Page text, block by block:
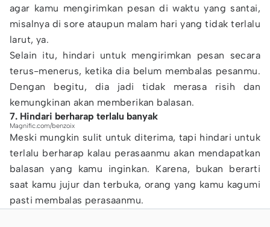
agar kamu mengirimkan pesan di waktu yang santai,
misalnya di sore ataupun malam hari yang tidak terlalu
larut, ya.
Selain itu, hindari untuk mengirimkan pesan secara
terus-menerus, ketika dia belum membalas pesanmu.
Dengan begitu, dia jadi tidak merasa risih dan
kemungkinan akan memberikan balasan.
7. Hindari berharap terlalu banyak
Magnific.com/benzoix
Meski mungkin sulit untuk diterima, tapi hindari untuk
terlalu berharap kalau perasaanmu akan mendapatkan
balasan yang kamu inginkan. Karena, bukan berarti
saat kamu jujur dan terbuka, orang yang kamu kagumi
pasti membalas perasaanmu.